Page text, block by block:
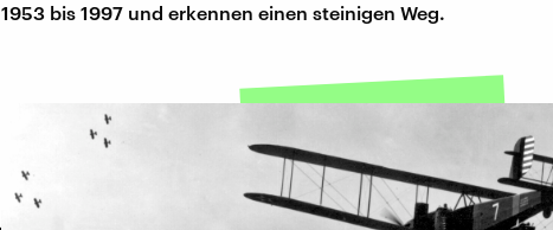
1953 bis 1997 und erkennen einen steinigen Weg.